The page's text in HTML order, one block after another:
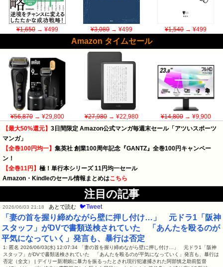
¥1,650→ ¥499 ¥3,080→ ¥499 ¥1,540→ ¥499
Amazon タイムセール
¥56,870→ ¥29,800 ¥27,980→ ¥22,980 ¥14,800→ ¥9,900
【最大50%還元】 3日間限定 Amazon公式マンガ毎週末セール「アツいスポーツ
マンガ」
【全巻100円均一】 集英社 創業100周年記念『GANTZ』全巻100円キャンペー
ン！
【全巻11円】 極！単行本シリーズ 11円均一セール
Amazon・Kindleのセール情報まとめはこちら
注目の記事
2026/06/03 21:18 あとで読む 🐦Tweet
「妻の首を握り締めながら壁に押し付け…」 元ドラ1「阪神
スタッフ」がDVで書類送検されていた 「あんたを殴るのが
平気になっていく」発言も、暴行は否定
1: 匿名 2026/06/03(水) 12:07:34 「妻の首を握り締めながら壁に押し付け…」 元ドラ1「阪神
スタッフ」がDVで書類送検されていた 「あんたを殴るのが平気になっていく」発言も、暴行は
否定（全文） | デイリー新潮娘に暴力を振るったとされ現行犯逮捕された阿部慎之助前監督